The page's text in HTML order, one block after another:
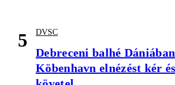
5 DVSC
Debreceni balhé
Köbenhavn elnézést kér